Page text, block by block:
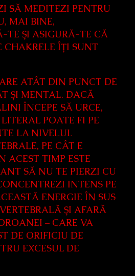
SĂ MEDITEZI PENTRU
MAI BINE,
TE ȘI ASIGURĂ-TE CĂ
CHAKRELE ÎȚI SUNT
ATÂT DIN PUNCT DE
ȘI MENTAL. DACĂ
ÎNCEPE SĂ URCE,
POATE FI PE
LA NIVELUL
PE CÂT E
ACEST TIMP ESTE
SĂ NU TE PIERZI CU
INTENS PE
ENERGIE ÎN SUS
ȘI AFARĂ
– CARE VA
DE ORIFICIU DE
EXCESUL DE